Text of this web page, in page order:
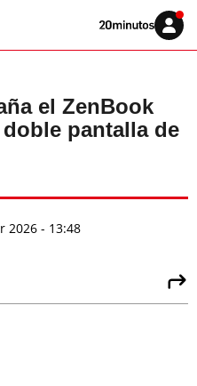
Volver
Iniciar
sesión
el ZenBook
pantalla de
2026 - 13:48